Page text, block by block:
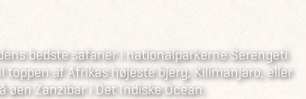
bedste safarier i nationalparkerne Serengeti
af Afrikas højeste bjerg, Kilimanjaro, eller
Zanzibar i Det Indiske Ocean.